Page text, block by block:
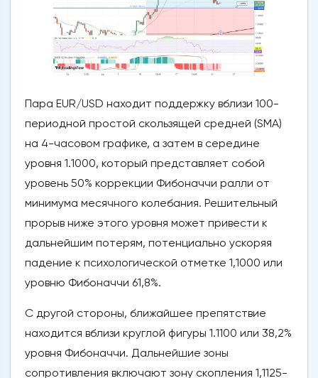
Пара EUR/USD находит поддержку вблизи 100-
периодной простой скользящей средней (SMA)
на 4-часовом графике, а затем в середине
уровня 1.1000, который представляет собой
уровень 50% коррекции Фибоначчи ралли от
минимума месячного колебания. Решительный
прорыв ниже этого уровня может привести к
дальнейшим потерям, потенциально ускоряя
падение к психологической отметке 1,1000 или
уровню Фибоначчи 61,8%.
С другой стороны, ближайшее препятствие
находится вблизи круглой фигуры 1.1100 или 38,2%
уровня Фибоначчи. Дальнейшие зоны
сопротивления включают зону скопления 1,1125-